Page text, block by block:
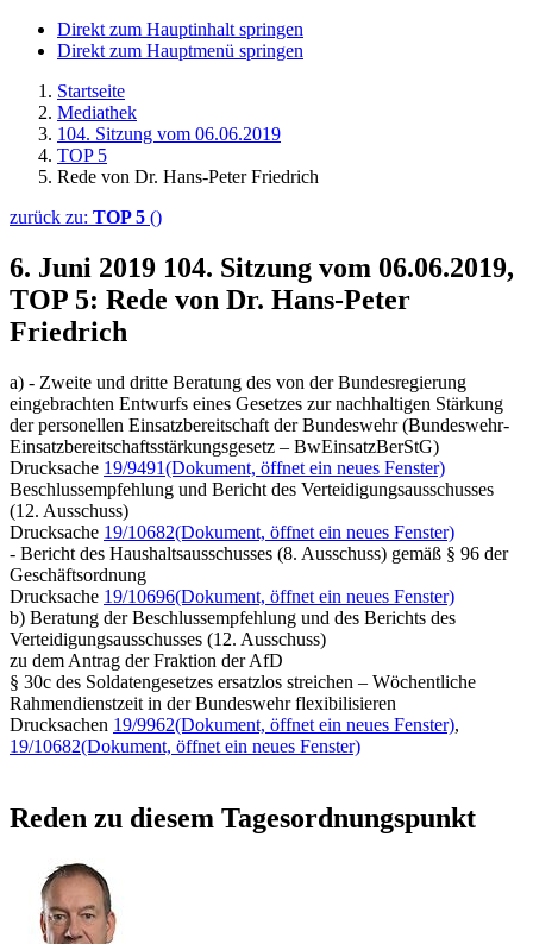
Direkt zum Hauptinhalt springen
Direkt zum Hauptmenü springen
Startseite
Mediathek
104. Sitzung vom 06.06.2019
TOP 5
Rede von Dr. Hans-Peter Friedrich
zurück zu: TOP 5 ()
6. Juni 2019 104. Sitzung vom 06.06.2019,
TOP 5: Rede von Dr. Hans-Peter
Friedrich
a) - Zweite und dritte Beratung des von der Bundesregierung
eingebrachten Entwurfs eines Gesetzes zur nachhaltigen Stärkung
der personellen Einsatzbereitschaft der Bundeswehr (Bundeswehr-
Einsatzbereitschaftsstärkungsgesetz – BwEinsatzBerStG)
Drucksache 19/9491(Dokument, öffnet ein neues Fenster)
Beschlussempfehlung und Bericht des Verteidigungsausschusses
(12. Ausschuss)
Drucksache 19/10682(Dokument, öffnet ein neues Fenster)
- Bericht des Haushaltsausschusses (8. Ausschuss) gemäß § 96 der
Geschäftsordnung
Drucksache 19/10696(Dokument, öffnet ein neues Fenster)
b) Beratung der Beschlussempfehlung und des Berichts des
Verteidigungsausschusses (12. Ausschuss)
zu dem Antrag der Fraktion der AfD
§ 30c des Soldatengesetzes ersatzlos streichen – Wöchentliche
Rahmendienstzeit in der Bundeswehr flexibilisieren
Drucksachen 19/9962(Dokument, öffnet ein neues Fenster),
19/10682(Dokument, öffnet ein neues Fenster)
Reden zu diesem Tagesordnungspunkt